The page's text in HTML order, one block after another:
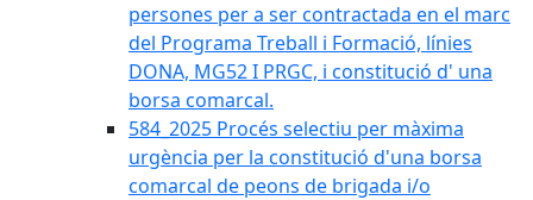
persones per a ser contractada en el marc
del Programa Treball i Formació, línies
DONA, MG52 I PRGC, i constitució d' una
borsa comarcal.
584_2025 Procés selectiu per màxima
urgència per la constitució d'una borsa
comarcal de peons de brigada i/o